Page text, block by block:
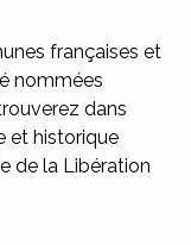
françaises et
nommées
dans
et historique
de la Libération